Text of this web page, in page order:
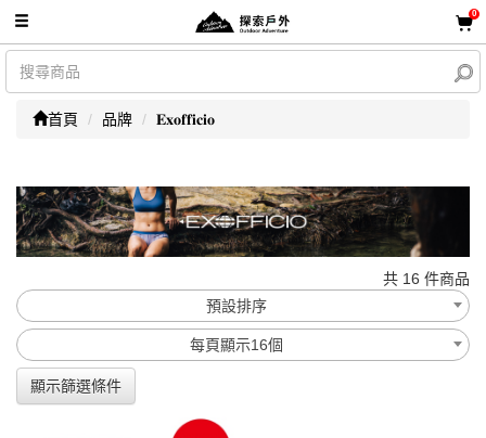
0
首頁 品牌 𝐄𝐱𝐨𝐟𝐟𝐢𝐜𝐢𝐨
共 16 件商品
預設排序
每頁顯示16個
顯示篩選條件